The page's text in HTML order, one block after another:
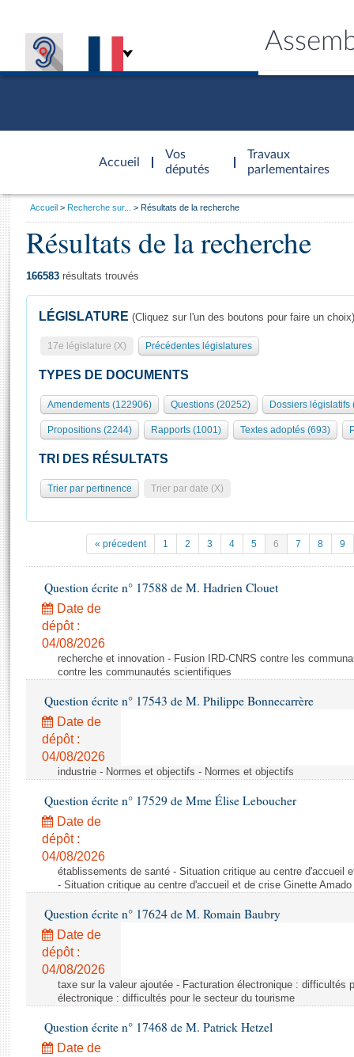
Accueil
d'accueil
Vos
députés
Travaux
parlementaires
Présidence
577 députés
Groupes politiques
Séance publique
Commissions et autres organes
Europe et International
Pétitions
Projets de loi
Propositions de loi
Amendements
Textes adoptés
Rapports législatifs
Rapports sur l'application des lois
Baromètre de l’application des lois
Dossiers législatifs
Budget et sécurité sociale
Questions écrites et orales
Comptes rendus des débats
Général
Rôle et pouvoirs de l'Assemblée
Organisation de l'Assemblée
Présidence Conférence des Présidents Bureau Collège des
Statistiques et chiffres clés
Documents de référence
( Constitution | Règlement de l'Assemblée ... )
Histoire
Juniors
Anciennes législatures
Visiter l'Assemblée
Visite virtuelle du palais Bourbon
Assister à une séance
La Bibliothèque
Contacts et plan d'accès
Photos libres de droit
Vous
Accueil Recherche sur... Résultats de la recherche
Résultats de la recherche
166583 résultats trouvés
LÉGISLATURE (Cliquez sur l'un des boutons pour faire un choix)
17e législature (X) Précédentes législatures
TYPES DE DOCUMENTS
Amendements (122906) Questions (20252) Dossiers législatifs
Propositions (2244) Rapports (1001) Textes adoptés (693)
TRI DES RÉSULTATS
Trier par pertinence Trier par date (X)
« précedent 1 2 3 4 5 6 7 8 9
Question écrite n° 17588 de M. Hadrien Clouet
Date de
dépôt :
04/08/2026
recherche et innovation - Fusion IRD-CNRS contre les
contre les communautés scientifiques
Question écrite n° 17543 de M. Philippe Bonnecarrère
Date de
dépôt :
04/08/2026
industrie - Normes et objectifs - Normes et objectifs
Question écrite n° 17529 de Mme Élise Leboucher
Date de
dépôt :
04/08/2026
établissements de santé - Situation critique au centre d'accueil
- Situation critique au centre d'accueil et de crise Ginette Amado
Question écrite n° 17624 de M. Romain Baubry
Date de
dépôt :
04/08/2026
taxe sur la valeur ajoutée - Facturation électronique : difficultés
électronique : difficultés pour le secteur du tourisme
Question écrite n° 17468 de M. Patrick Hetzel
Date de